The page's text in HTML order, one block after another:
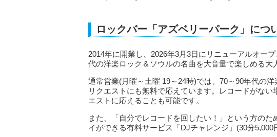
ロックバー「アズベリーパーク」につ
2014年に開業し、2026年3月3日にリニューアルオー
代の洋楽ロック＆ソウルの名曲を大音量で楽しめる大
通常営業(月曜～土曜 19～24時)では、70～90年代の
リクエストにも無料で応えています。レコードがな
エストに応えることも可能です。
また、「自分でレコードを回したい！」という方の
イができる有料サービス「DJチャレンジ」(30分5,000